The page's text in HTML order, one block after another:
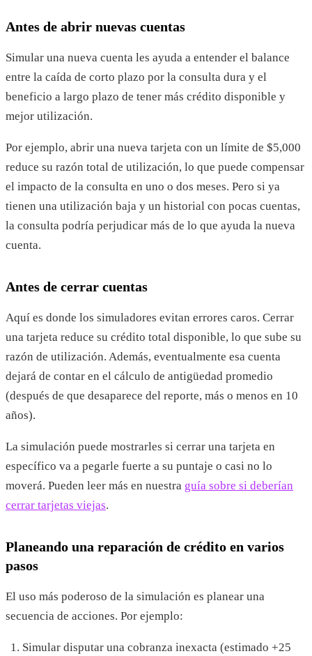
Antes de abrir nuevas cuentas
Simular una nueva cuenta les ayuda a entender el balance
entre la caída de corto plazo por la consulta dura y el
beneficio a largo plazo de tener más crédito disponible y
mejor utilización.
Por ejemplo, abrir una nueva tarjeta con un límite de $5,000
reduce su razón total de utilización, lo que puede compensar
el impacto de la consulta en uno o dos meses. Pero si ya
tienen una utilización baja y un historial con pocas cuentas,
la consulta podría perjudicar más de lo que ayuda la nueva
cuenta.
Antes de cerrar cuentas
Aquí es donde los simuladores evitan errores caros. Cerrar
una tarjeta reduce su crédito total disponible, lo que sube su
razón de utilización. Además, eventualmente esa cuenta
dejará de contar en el cálculo de antigüedad promedio
(después de que desaparece del reporte, más o menos en 10
años).
La simulación puede mostrarles si cerrar una tarjeta en
específico va a pegarle fuerte a su puntaje o casi no lo
moverá. Pueden leer más en nuestra guía sobre si deberían
cerrar tarjetas viejas.
Planeando una reparación de crédito en varios
pasos
El uso más poderoso de la simulación es planear una
secuencia de acciones. Por ejemplo:
Simular disputar una cobranza inexacta (estimado +25